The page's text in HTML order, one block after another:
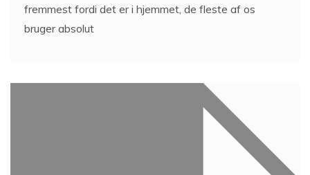
fremmest fordi det er i hjemmet, de fleste af os
bruger absolut